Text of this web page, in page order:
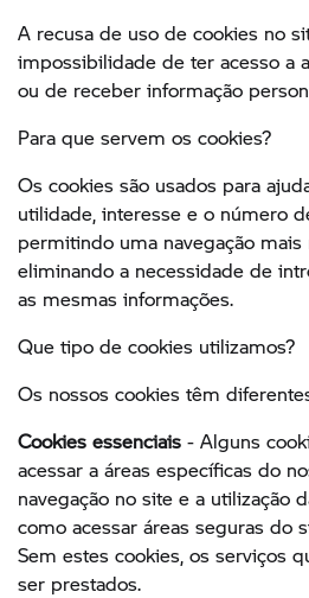
A recusa de uso de cookies no
impossibilidade de ter acesso a
ou de receber informação
Para que servem os cookies?
Os cookies são usados para
utilidade, interesse e o número
permitindo uma navegação
eliminando a necessidade de
as mesmas informações.
Que tipo de cookies utilizamos?
Os nossos cookies têm
Cookies essenciais - Alguns
acessar a áreas específicas do
navegação no site e a utilização
como acessar áreas seguras do
Sem estes cookies, os serviços
ser prestados.